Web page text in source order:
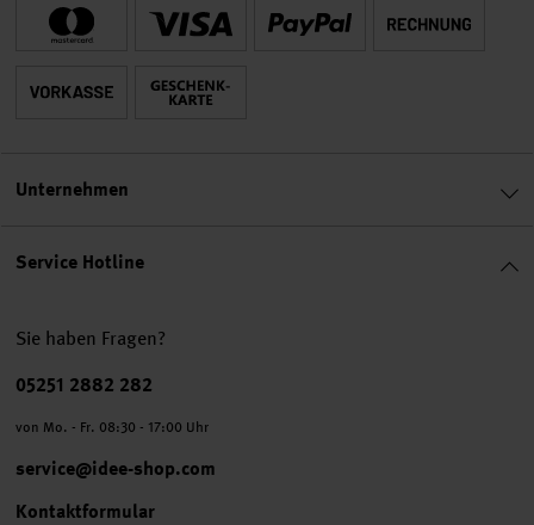
Service Hotline
Sie haben Fragen?
Telefonnummer
05251 2882 282
von Mo. - Fr. 08:30 - 17:00 Uhr
service@idee-shop.com
Kontaktformular
Unternehmen